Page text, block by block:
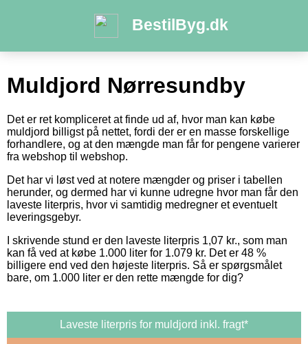
BestilByg.dk
Muldjord Nørresundby
Det er ret kompliceret at finde ud af, hvor man kan købe
muldjord billigst på nettet, fordi der er en masse forskellige
forhandlere, og at den mængde man får for pengene varierer
fra webshop til webshop.
Det har vi løst ved at notere mængder og priser i tabellen
herunder, og dermed har vi kunne udregne hvor man får den
laveste literpris, hvor vi samtidig medregner et eventuelt
leveringsgebyr.
I skrivende stund er den laveste literpris 1,07 kr., som man
kan få ved at købe 1.000 liter for 1.079 kr. Det er 48 %
billigere end ved den højeste literpris. Så er spørgsmålet
bare, om 1.000 liter er den rette mængde for dig?
Laveste literpris for muldjord inkl. fragt*